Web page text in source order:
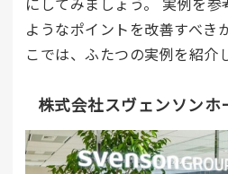
ようなポイントを改善すべき
こでは、ふたつの実例を紹介
株式会社スヴェンソンホ